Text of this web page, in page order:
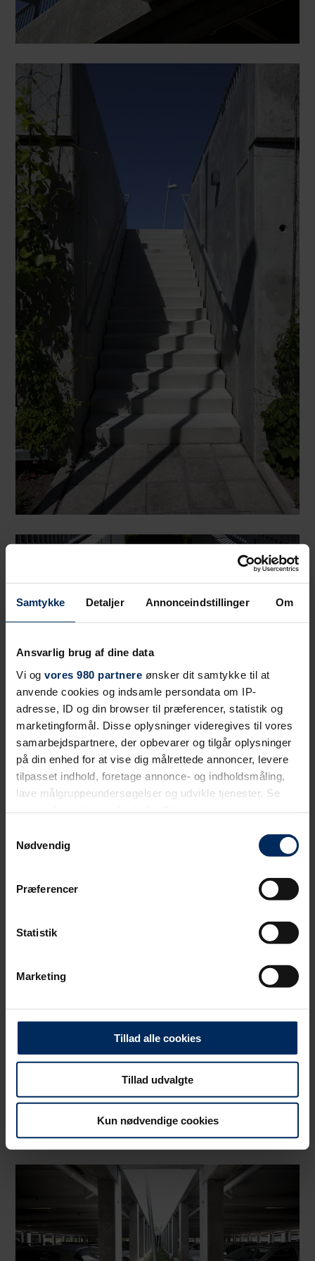
Samtykke Detaljer Annonceindstillinger Om
Ansvarlig brug af dine data
Vi og vores 980 partnere ønsker dit samtykke til at
anvende cookies og indsamle persondata om IP-
adresse, ID og din browser til præferencer, statistik og
marketingformål. Disse oplysninger videregives til vores
samarbejdspartnere, der opbevarer og tilgår oplysninger
på din enhed for at vise dig målrettede annoncer, levere
tilpasset indhold, foretage annonce- og indholdsmåling,
lave målgruppeundersøgelser og udvikle tjenester. Se
tilbage eller ændre indstillinger fra vores
"Cookiedeklaration", eller ved at trykke på "Privacy
Vi bruger primært cookies til webanalyse med henblik på at
cookies for at opdage uhensigtsmæssigheder på sitet, såsom
Nødvendig
Præferencer
Statistik
Marketing
Tillad alle cookies
Tillad udvalgte
Kun nødvendige cookies